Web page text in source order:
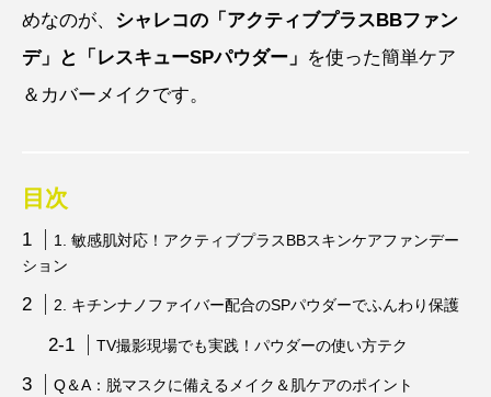
めなのが、 シャレコの「アクティブプラスBBファン
デ」と「レスキューSPパウダー」 を使った簡単ケア
＆カバーメイクです。
目次
1. 敏感肌対応！アクティブプラスBBスキンケアファンデー
ション
2. キチンナノファイバー配合のSPパウダーでふんわり保護
TV撮影現場でも実践！パウダーの使い方テク
Q＆A：脱マスクに備えるメイク＆肌ケアのポイント